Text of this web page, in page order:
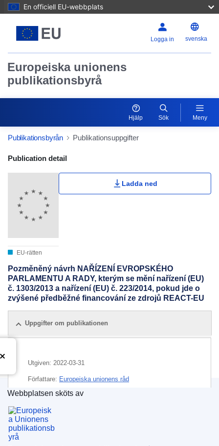
En officiell EU-webbplats
Logga in svenska
Europeiska unionens
publikationsbyrå
Hjälp Sök Meny
Publikationsbyrån Publikationsuppgifter
Publication Detail Actions Portlet
Publication detail
EU-rätten
Ladda ned
Pozměněný návrh NAŘÍZENÍ EVROPSKÉHO
PARLAMENTU A RADY, kterým se mění nařízení (EU)
č. 1303/2013 a nařízení (EU) č. 223/2014, pokud jde o
zvýšené předběžné financování ze zdrojů REACT-EU
Uppgifter om publikationen
Utgiven: 2022-03-31
Författare: Europeiska unionens råd
IMMC : ST 7796 2022 INIT
Europeiska unionens publikationsbyrå
Webbplatsen sköts av